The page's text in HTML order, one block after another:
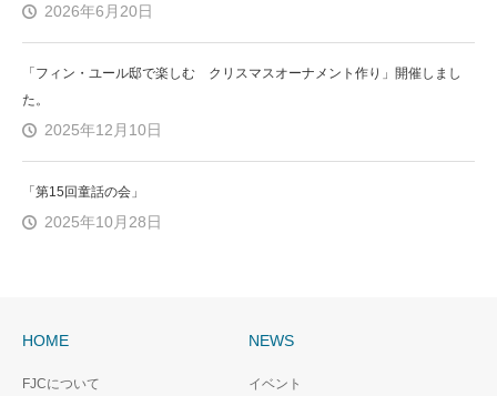
2026年6月20日
「フィン・ユール邸で楽しむ クリスマスオーナメント作り」開催しまし
た。
2025年12月10日
「第15回童話の会」
2025年10月28日
HOME
FJCについて
NEWS
イベント